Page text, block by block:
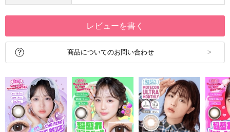
レビューを書く
商品についてのお問い合わせ